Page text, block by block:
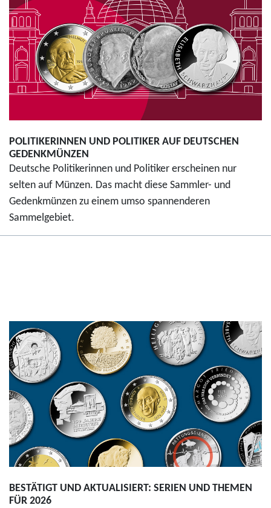
POLITIKERINNEN UND POLITIKER AUF DEUTSCHEN
GEDENKMÜNZEN
Deutsche Politikerinnen und Politiker erscheinen nur
selten auf Münzen. Das macht diese Sammler- und
Gedenkmünzen zu einem umso spannenderen
Sammelgebiet.
BESTÄTIGT UND AKTUALISIERT: SERIEN UND THEMEN
FÜR 2026